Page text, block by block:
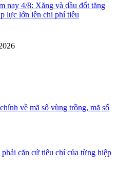
nay 4/8: Xăng và dầu đốt tăng
lực lớn lên chi phí tiêu
về mã số vùng trồng, mã số
căn cứ tiêu chí của từng hiệp